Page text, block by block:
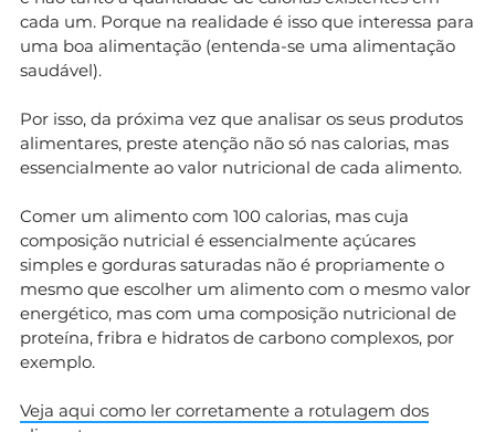
cada um. Porque na realidade é isso que interessa para
uma boa alimentação (entenda-se uma alimentação
saudável).
Por isso, da próxima vez que analisar os seus produtos
alimentares, preste atenção não só nas calorias, mas
essencialmente ao valor nutricional de cada alimento.
Comer um alimento com 100 calorias, mas cuja
composição nutricial é essencialmente açúcares
simples e gorduras saturadas não é propriamente o
mesmo que escolher um alimento com o mesmo valor
energético, mas com uma composição nutricional de
proteína, fribra e hidratos de carbono complexos, por
exemplo.
Veja aqui como ler corretamente a rotulagem dos